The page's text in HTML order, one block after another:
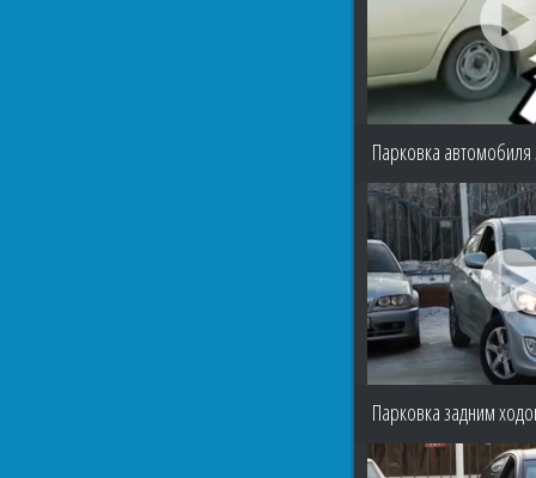
Парковка
Парковка задним